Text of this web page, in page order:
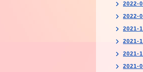
2022-
2022-
2021-
2021-
2021-
2021-